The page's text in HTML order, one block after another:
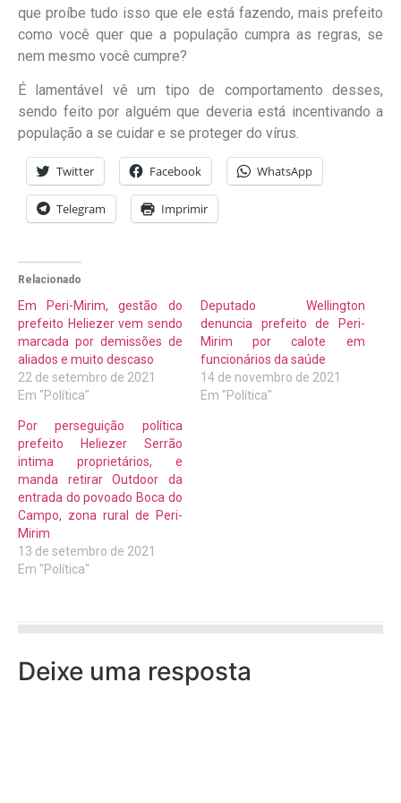
que proíbe tudo isso que ele está fazendo, mais prefeito
como você quer que a população cumpra as regras, se
nem mesmo você cumpre?
É lamentável vê um tipo de comportamento desses,
sendo feito por alguém que deveria está incentivando a
população a se cuidar e se proteger do vírus.
Twitter Facebook WhatsApp
Telegram Imprimir
Relacionado
Em Peri-Mirim, gestão do
prefeito Heliezer vem sendo
marcada por demissões de
aliados e muito descaso
22 de setembro de 2021
Em "Política"
Deputado Wellington
denuncia prefeito de Peri-
Mirim por calote em
funcionários da saúde
14 de novembro de 2021
Em "Política"
Por perseguição política
prefeito Heliezer Serrão
intima proprietários, e
manda retirar Outdoor da
entrada do povoado Boca do
Campo, zona rural de Peri-
Mirim
13 de setembro de 2021
Em "Política"
Deixe uma resposta